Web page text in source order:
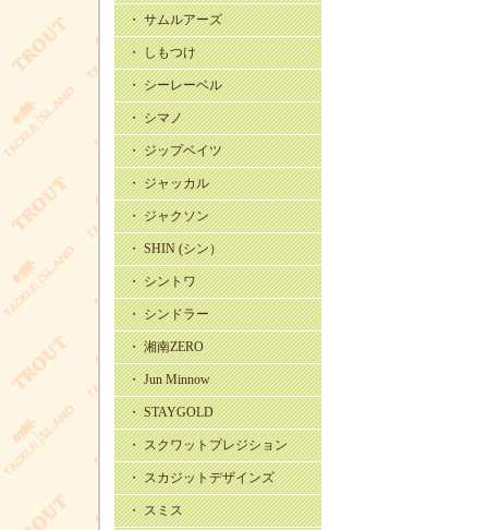
・ サムルアーズ
・ しもつけ
・ シーレーベル
・ シマノ
・ ジップベイツ
・ ジャッカル
・ ジャクソン
・ SHIN (シン）
・ シントワ
・ シンドラー
・ 湘南ZERO
・ Jun Minnow
・ STAYGOLD
・ スクワットプレジション
・ スカジットデザインズ
・ スミス